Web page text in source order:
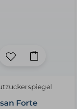
Forte